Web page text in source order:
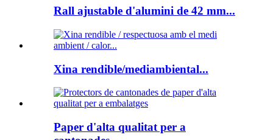
Rall ajustable d'alumini de 42 mm...
Xina rendible/mediambiental...
Paper d'alta qualitat per a